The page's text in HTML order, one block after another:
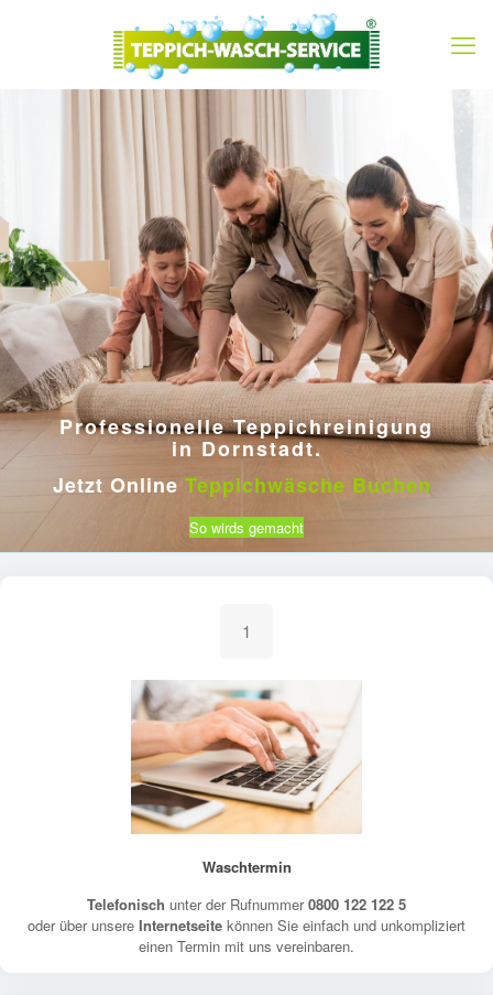
Jetzt Online Teppichwäsche Buchen
Professionelle Teppichreinigung
in Dornstadt.
So wirds gemacht
1
Waschtermin
Telefonisch unter der Rufnummer0800 122 122 5
oder über unsere Internetseite können Sie einfach und unkompliziert
einen Termin mit uns vereinbaren.